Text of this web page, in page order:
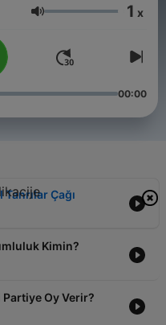
Glasnoća 1 x
00:00
Çağı
Kimin?
Oy Verir?